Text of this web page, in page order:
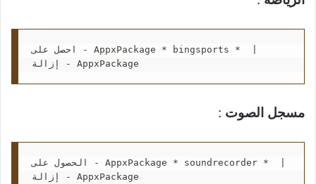
احصل على - AppxPackage * bingsports *  |
إزالة - AppxPackage
مسجل الصوت :
الحصول على - AppxPackage * soundrecorder *  |
إزالة - AppxPackage